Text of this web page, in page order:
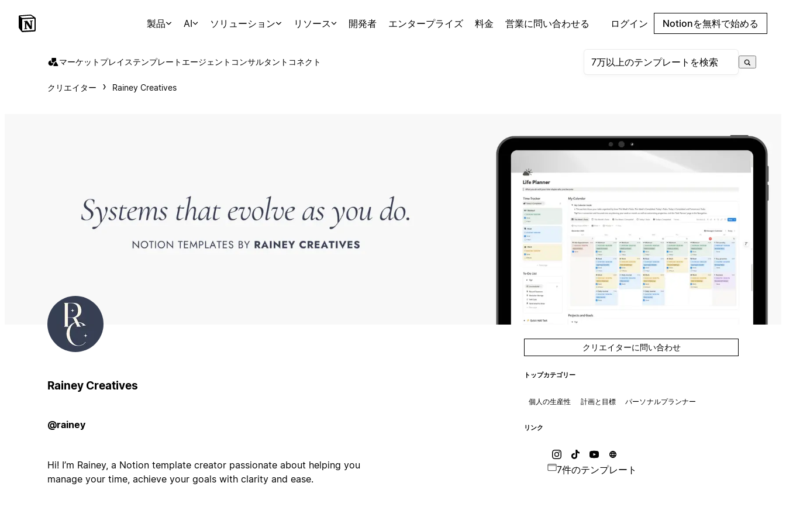
製品 AI ソリューション リソース 開発者 エンタープライズ 料金 営業に問い合わせる ログイン Notionを無料で始める
マーケットプレイステンプレート エージェント コンサルタント コネクト
クリエイター Rainey Creatives
Rainey Creatives
@rainey
Hi! I’m Rainey, a Notion template creator passionate about helping you
manage your time, achieve your goals with clarity and ease.
クリエイターに問い合わせ
トップカテゴリー
個人の生産性 計画と目標 パーソナルプランナー
リンク
7件のテンプレート